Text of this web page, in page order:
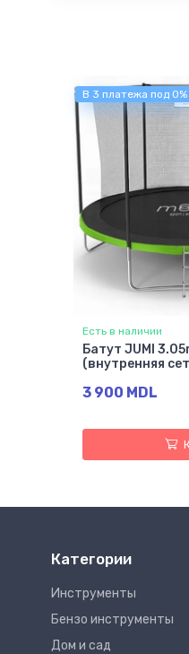
В 3 платежа под 0%
Есть в наличии
Батут JUMI
(внутренняя
3 900 MDL
Категории
Инструменты
Бензо инструменты
Дом и сад